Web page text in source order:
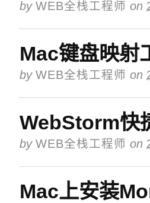
by WEB全栈工程师 on
Mac键盘映射
by WEB全栈工程师 on
WebStorm快
by WEB全栈工程师 on
Mac上安装